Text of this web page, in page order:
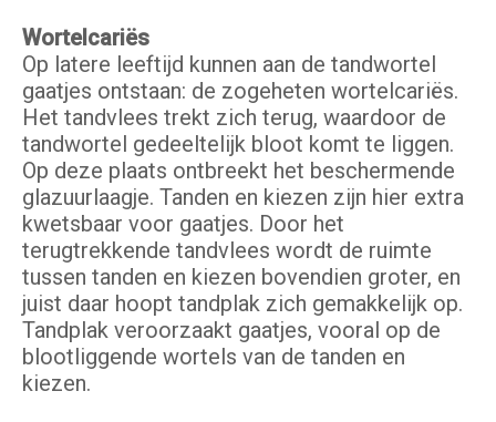
Wortelcariës
Op latere leeftijd kunnen aan de tandwortel
gaatjes ontstaan: de zogeheten wortelcariës.
Het tandvlees trekt zich terug, waardoor de
tandwortel gedeeltelijk bloot komt te liggen.
Op deze plaats ontbreekt het beschermende
glazuurlaagje. Tanden en kiezen zijn hier extra
kwetsbaar voor gaatjes. Door het
terugtrekkende tandvlees wordt de ruimte
tussen tanden en kiezen bovendien groter, en
juist daar hoopt tandplak zich gemakkelijk op.
Tandplak veroorzaakt gaatjes, vooral op de
blootliggende wortels van de tanden en
kiezen.